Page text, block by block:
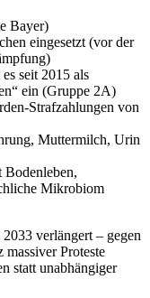
Bayer)
eingesetzt (vor der
seit 2015 als
ein (Gruppe 2A)
Strafzahlungen von
Muttermilch, Urin
Bodenleben,
Mikrobiom
verlängert – gegen
Proteste
statt unabhängiger